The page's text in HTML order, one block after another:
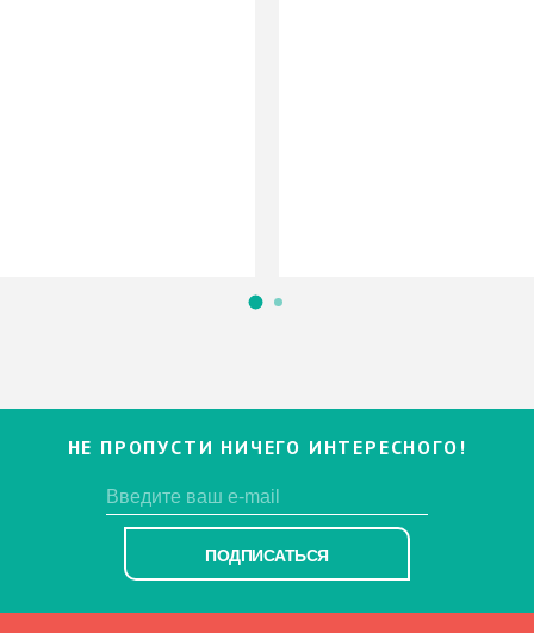
НЕ ПРОПУСТИ НИЧЕГО ИНТЕРЕСНОГО!
ПОДПИСАТЬСЯ